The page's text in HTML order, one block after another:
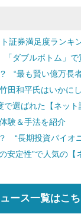
証券満足度ランキ
ダブルボトム」で
“最も賢い億万長者
田和平氏はいかに
選ばれた【ネット
験＆手法を紹介
“長期投資パイオ
定性”で人気の【
ース一覧はこち